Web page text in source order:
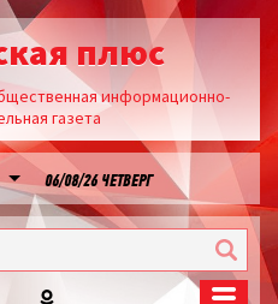
плюс
информационно-
газета
06/08/26 ЧЕТВЕРГ